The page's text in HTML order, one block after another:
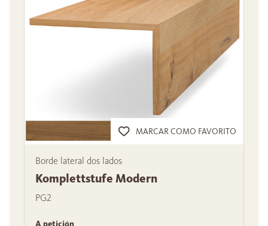
MARCAR COMO FAVORITO
Borde lateral dos lados
Komplettstufe Modern
PG2